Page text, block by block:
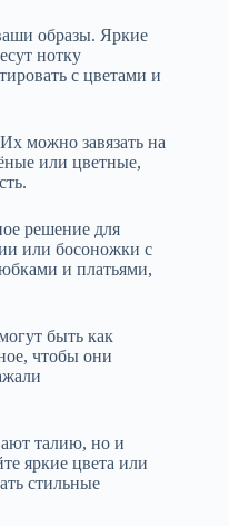
образы. Яркие
нотку
с цветами и
можно завязать на
или цветные,
решение для
или босоножки с
и платьями,
быть как
чтобы они
талию, но и
яркие цвета или
стильные